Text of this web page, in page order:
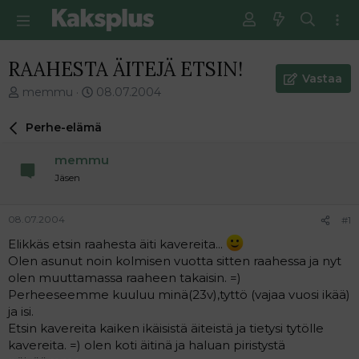
RAAHESTA ÄITEJÄ ETSIN!
V
e
i
u
n
a
l
o
i
t
t
memmu
E
s
m
n
v
i
e
08.07.2004
Vastaa
Perhe-elämä
memmu
Jäsen
08.07.2004 #1
Elikkäs etsin raahesta äiti kavereita...
Olen asunut noin kolmisen vuotta sitten raahessa ja nyt
olen muuttamassa raaheen takaisin. =)
Perheeseemme kuuluu minä(23v),tyttö (vajaa vuosi ikää)
ja isi.
Etsin kavereita kaiken ikäisistä äiteistä ja tietysi tytölle
kavereita. =) olen koti äitinä ja haluan piristystä